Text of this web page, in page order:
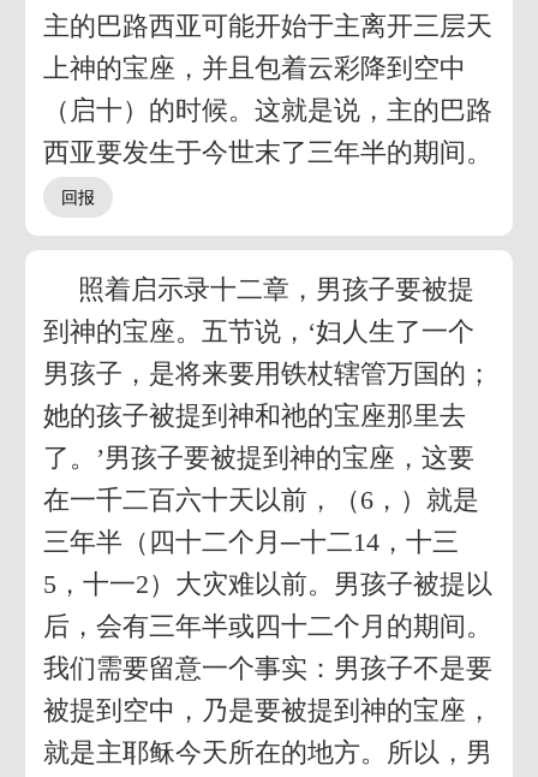
主的巴路西亚可能开始于主离开三层天
上神的宝座，并且包着云彩降到空中
（启十）的时候。这就是说，主的巴路
西亚要发生于今世末了三年半的期间。
照着启示录十二章，男孩子要被提
到神的宝座。五节说，‘妇人生了一个
男孩子，是将来要用铁杖辖管万国的；
她的孩子被提到神和祂的宝座那里去
了。’男孩子要被提到神的宝座，这要
在一千二百六十天以前，（6，）就是
三年半（四十二个月─十二14，十三
5，十一2）大灾难以前。男孩子被提以
后，会有三年半或四十二个月的期间。
我们需要留意一个事实：男孩子不是要
被提到空中，乃是要被提到神的宝座，
就是主耶稣今天所在的地方。所以，男